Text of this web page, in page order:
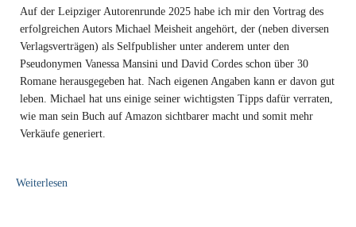
Auf der Leipziger Autorenrunde 2025 habe ich mir den Vortrag des
erfolgreichen Autors Michael Meisheit angehört, der (neben diversen
Verlagsverträgen) als Selfpublisher unter anderem unter den
Pseudonymen Vanessa Mansini und David Cordes schon über 30
Romane herausgegeben hat. Nach eigenen Angaben kann er davon gut
leben. Michael hat uns einige seiner wichtigsten Tipps dafür verraten,
wie man sein Buch auf Amazon sichtbarer macht und somit mehr
Verkäufe generiert.
Weiterlesen